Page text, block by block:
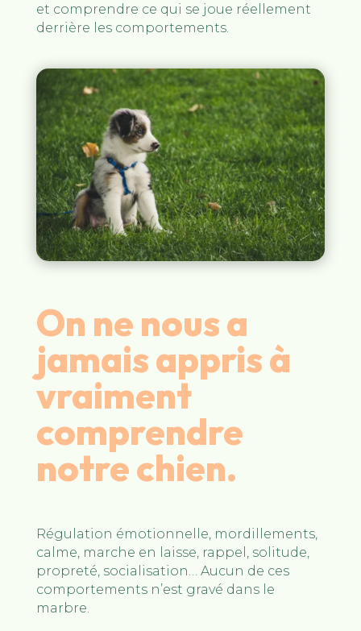
et comprendre ce qui se joue réellement
derrière les comportements.
On ne nous a
jamais appris à
vraiment
comprendre
notre chien.
Régulation émotionnelle, mordillements,
calme, marche en laisse, rappel, solitude,
propreté, socialisation… Aucun de ces
comportements n’est gravé dans le
marbre.